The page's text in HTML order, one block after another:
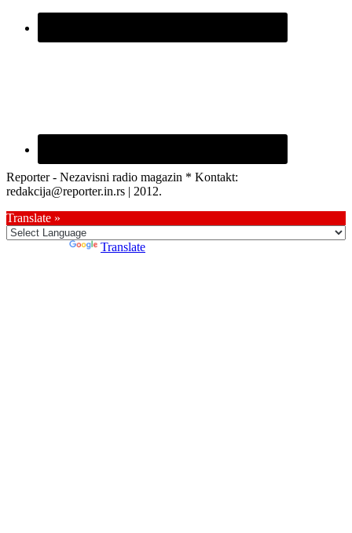
Reporter - Nezavisni radio magazin * Kontakt:
redakcija@reporter.in.rs | 2012.
Translate »
Translate